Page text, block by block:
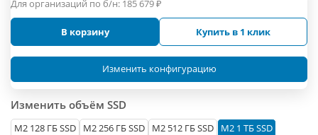
Для организаций по б/н: 185 679₽
В корзину Купить в 1 клик
Изменить конфигурацию
Изменить объём SSD
М2 128 ГБ SSD M2 256 ГБ SSD M2 512 ГБ SSD
M2 1 ТБ SSD